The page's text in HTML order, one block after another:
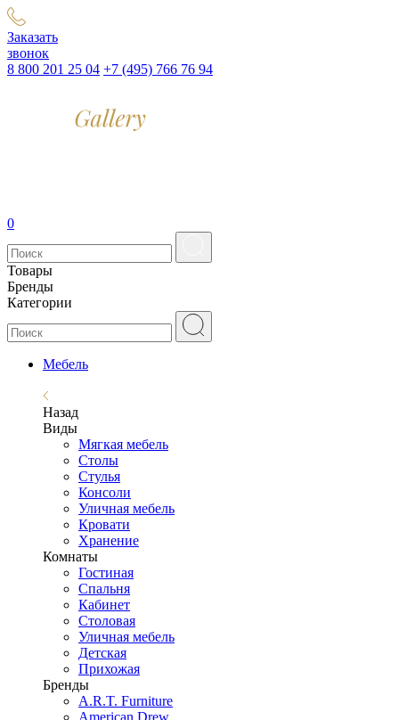
Заказать
звонок
8 800 201 25 04 +7 (495) 766 76 94
0
Товары
Бренды
Категории
Мебель
Назад
Виды
Мягкая мебель
Столы
Стулья
Консоли
Уличная мебель
Кровати
Хранение
Комнаты
Гостиная
Спальня
Кабинет
Столовая
Уличная мебель
Детская
Прихожая
Бренды
A.R.T. Furniture
American Drew